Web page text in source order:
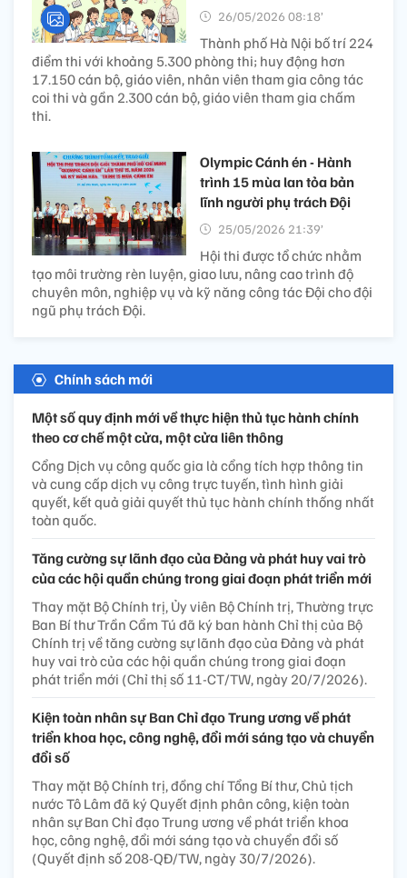
26/05/2026 08:18’
Thành phố Hà Nội bố trí 224
điểm thi với khoảng 5.300 phòng thi; huy động hơn
17.150 cán bộ, giáo viên, nhân viên tham gia công tác
coi thi và gần 2.300 cán bộ, giáo viên tham gia chấm
thi.
Olympic Cánh én - Hành
trình 15 mùa lan tỏa bản
lĩnh người phụ trách Đội
25/05/2026 21:39’
Hội thi được tổ chức nhằm
tạo môi trường rèn luyện, giao lưu, nâng cao trình độ
chuyên môn, nghiệp vụ và kỹ năng công tác Đội cho đội
ngũ phụ trách Đội.
Chính sách mới
Một số quy định mới về thực hiện thủ tục hành chính
theo cơ chế một cửa, một cửa liên thông
Cổng Dịch vụ công quốc gia là cổng tích hợp thông tin
và cung cấp dịch vụ công trực tuyến, tình hình giải
quyết, kết quả giải quyết thủ tục hành chính thống nhất
toàn quốc.
Tăng cường sự lãnh đạo của Đảng và phát huy vai trò
của các hội quần chúng trong giai đoạn phát triển mới
Thay mặt Bộ Chính trị, Ủy viên Bộ Chính trị, Thường trực
Ban Bí thư Trần Cẩm Tú đã ký ban hành Chỉ thị của Bộ
Chính trị về tăng cường sự lãnh đạo của Đảng và phát
huy vai trò của các hội quần chúng trong giai đoạn
phát triển mới (Chỉ thị số 11-CT/TW, ngày 20/7/2026).
Kiện toàn nhân sự Ban Chỉ đạo Trung ương về phát
triển khoa học, công nghệ, đổi mới sáng tạo và chuyển
đổi số
Thay mặt Bộ Chính trị, đồng chí Tổng Bí thư, Chủ tịch
nước Tô Lâm đã ký Quyết định phân công, kiện toàn
nhân sự Ban Chỉ đạo Trung ương về phát triển khoa
học, công nghệ, đổi mới sáng tạo và chuyển đổi số
(Quyết định số 208-QĐ/TW, ngày 30/7/2026).